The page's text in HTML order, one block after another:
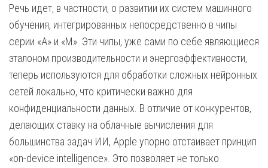
Речь идет, в частности, о развитии их систем машинного
обучения, интегрированных непосредственно в чипы
серии «A» и «M». Эти чипы, уже сами по себе являющиеся
эталоном производительности и энергоэффективности,
теперь используются для обработки сложных нейронных
сетей локально, что критически важно для
конфиденциальности данных. В отличие от конкурентов,
делающих ставку на облачные вычисления для
большинства задач ИИ, Apple упорно отстаивает принцип
«on-device intelligence». Это позволяет не только